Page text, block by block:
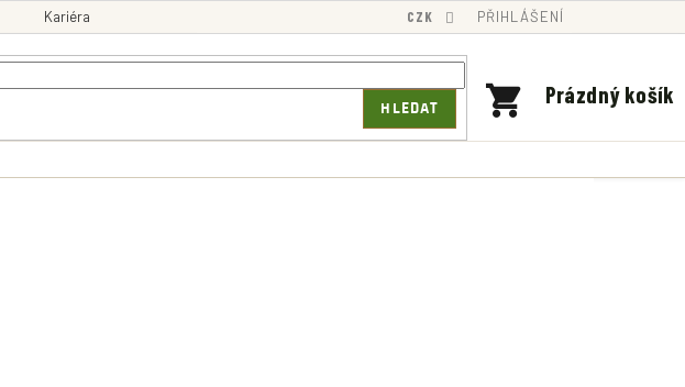
Kariéra CZK PŘIHLÁŠENÍ
HLEDAT
NÁKUPNÍ
Prázdný košík